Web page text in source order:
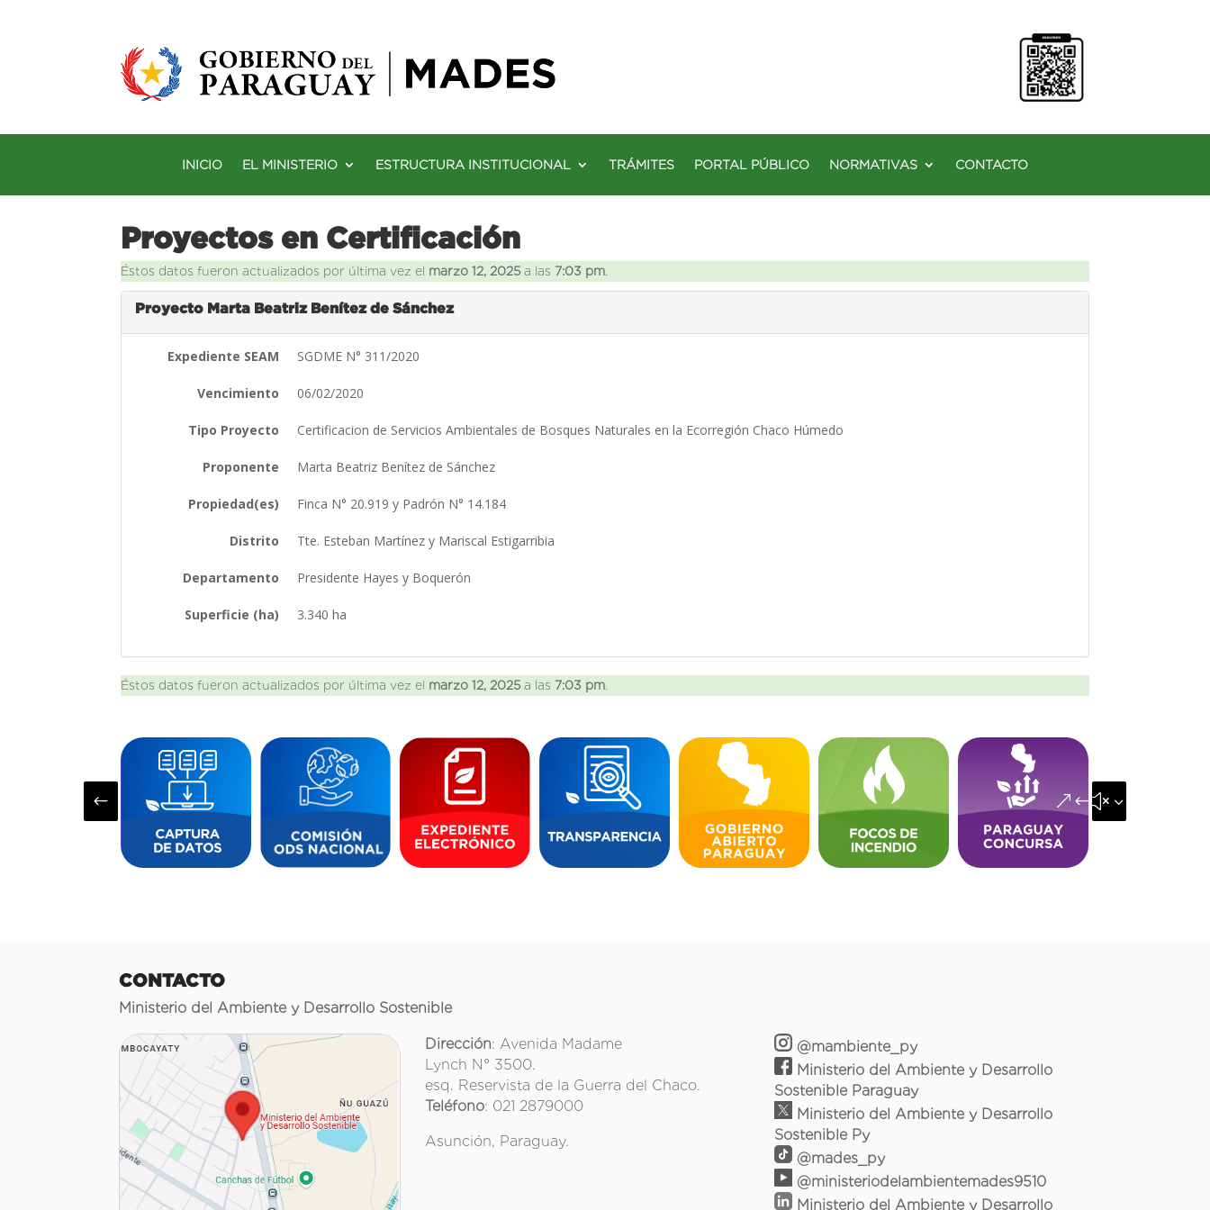
INICIO EL MINISTERIO ESTRUCTURA INSTITUCIONAL TRÁMITES PORTAL PÚBLICO NORMATIVAS CONTACTO
Proyectos en Certificación
Éstos datos fueron actualizados por última vez el marzo 12, 2025 a las 7:03 pm
Proyecto Marta Beatriz Benítez de Sánchez
Expediente SEAM SGDME N° 311/2020
Vencimiento 06/02/2020
Tipo Proyecto Certificacion de Servicios Ambientales de Bosques Naturales en la Ecorregión Chaco Húmedo
Proponente Marta Beatriz Benítez de Sánchez
Propiedad(es) Finca N° 20.919 y Padrón N° 14.184
Distrito Tte. Esteban Martínez y Mariscal Estigarribia
Departamento Presidente Hayes y Boquerón
Superficie (ha) 3.340 ha
Éstos datos fueron actualizados por última vez el marzo 12, 2025 a las 7:03 pm
# &#x35;
CONTACTO
Ministerio del Ambiente y Desarrollo Sostenible
Dirección: Avenida Madame
Lynch N° 3500.
esq. Reservista de la Guerra del Chaco.
Teléfono: 021 2879000
Asunción, Paraguay.
@mambiente_py
Ministerio del Ambiente y Desarrollo
Sostenible Paraguay
Ministerio del Ambiente y Desarrollo
Sostenible Py
@mades_py
@ministeriodelambientemades9510
Ministerio del Ambiente y Desarrollo